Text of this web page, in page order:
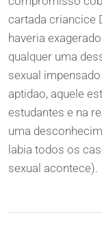
cartada criancice
haveria
qualquer uma
sexual
aptidao, aquele
estudantes e na
uma
labia todos os
sexual acontece).